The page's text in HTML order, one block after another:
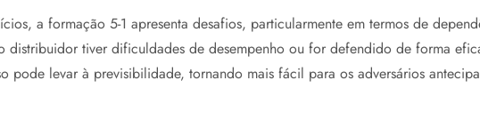
a formação 5-1 apresenta desafios, particularmente em termos de
distribuidor tiver dificuldades de desempenho ou for defendido de forma
pode levar à previsibilidade, tornando mais fácil para os adversários